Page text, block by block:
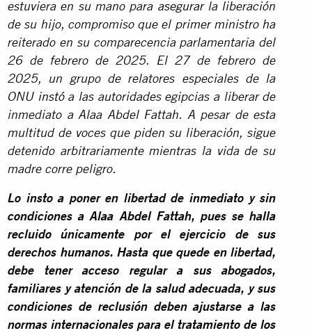
estuviera en su mano para asegurar la liberación
de su hijo, compromiso que el primer ministro ha
reiterado en su comparecencia parlamentaria del
26 de febrero de 2025. El 27 de febrero de
2025, un grupo de relatores especiales de la
ONU instóa las autoridades egipcias a liberar de
inmediato a Alaa Abdel Fattah. A pesar de esta
multitud de voces que piden su liberación, sigue
detenido arbitrariamente mientras la vida de su
madre corre peligro.
Lo insto a poner en libertad de inmediato y sin
condiciones a Alaa Abdel Fattah, pues se halla
recluido únicamente por el ejercicio de sus
derechos humanos. Hasta que quede en libertad,
debe tener acceso regular a sus abogados,
familiares y atención de la salud adecuada, y sus
condiciones de reclusión deben ajustarse a las
normas internacionales para el tratamiento de los